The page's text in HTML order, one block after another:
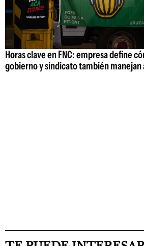
Horas clave en FNC: empresa define
gobierno y sindicato también